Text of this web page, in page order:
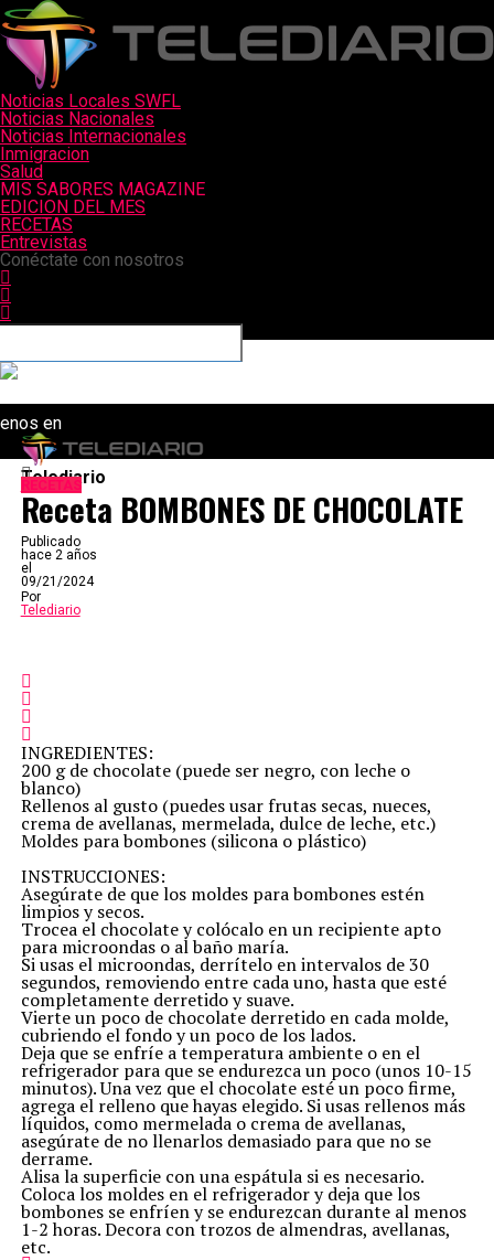
Noticias Locales SWFL
Noticias Nacionales
Noticias Internacionales
Inmigracion
Salud
MIS SABORES MAGAZINE
EDICION DEL MES
RECETAS
Entrevistas
Conéctate con nosotros
en
Telediario
RECETAS
Receta BOMBONES DE CHOCOLATE
Publicado
hace 2 años
el
09/21/2024
Por
Telediario
INGREDIENTES:
200 g de chocolate (puede ser negro, con leche o
blanco)
Rellenos al gusto (puedes usar frutas secas, nueces,
crema de avellanas, mermelada, dulce de leche, etc.)
Moldes para bombones (silicona o plástico)
INSTRUCCIONES:
Asegúrate de que los moldes para bombones estén
limpios y secos.
Trocea el chocolate y colócalo en un recipiente apto
para microondas o al baño maría.
Si usas el microondas, derrítelo en intervalos de 30
segundos, removiendo entre cada uno, hasta que esté
completamente derretido y suave.
Vierte un poco de chocolate derretido en cada molde,
cubriendo el fondo y un poco de los lados.
Deja que se enfríe a temperatura ambiente o en el
refrigerador para que se endurezca un poco (unos 10-15
minutos). Una vez que el chocolate esté un poco firme,
agrega el relleno que hayas elegido. Si usas rellenos más
líquidos, como mermelada o crema de avellanas,
asegúrate de no llenarlos demasiado para que no se
derrame.
Alisa la superficie con una espátula si es necesario.
Coloca los moldes en el refrigerador y deja que los
bombones se enfríen y se endurezcan durante al menos
1-2 horas. Decora con trozos de almendras, avellanas,
etc.